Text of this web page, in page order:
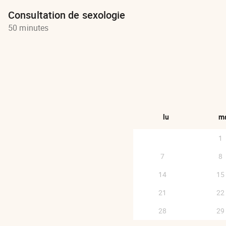
Consultation de sexologie
50 minutes
lu
1
7
8
14
15
21
22
28
29